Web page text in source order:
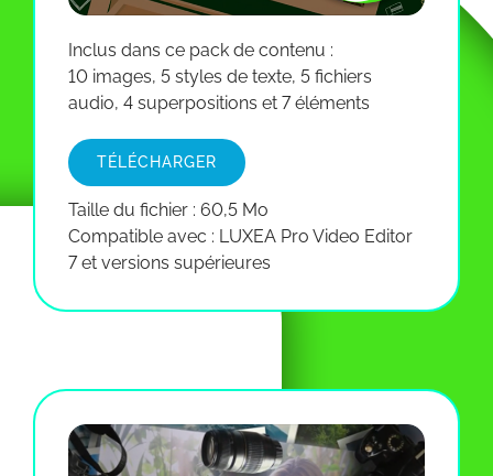
Inclus dans ce pack de contenu :
10 images, 5 styles de texte, 5 fichiers
audio, 4 superpositions et 7 éléments
TÉLÉCHARGER
Taille du fichier : 60,5 Mo
Compatible avec : LUXEA Pro Video Editor
7 et versions supérieures